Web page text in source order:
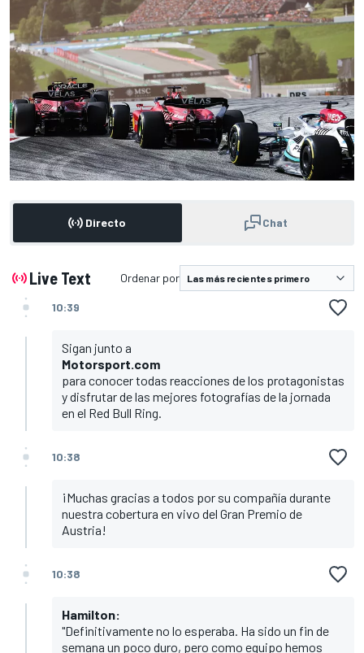
Directo Chat
Live Text Ordenar por
10:39
Sigan junto a
Motorsport.com
para conocer todas reacciones de los protagonistas
y disfrutar de las mejores fotografías de la jornada
en el Red Bull Ring.
10:38
¡Muchas gracias a todos por su compañía durante
nuestra cobertura en vivo del Gran Premio de
Austria!
10:38
Hamilton:
"Definitivamente no lo esperaba. Ha sido un fin de
semana un poco duro, pero como equipo hemos